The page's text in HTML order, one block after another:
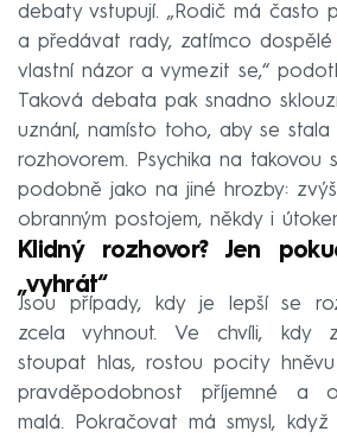
debaty vstupují. „Rodič má často
a předávat rady, zatímco
vlastní názor a vymezit se,“
Taková debata pak snadno
uznání, namísto toho, aby se stala
rozhovorem. Psychika na takovou
podobně jako na jiné hrozby:
obranným postojem, někdy i
Klidný rozhovor? Jen
„vyhrát“
Jsou případy, kdy je lepší se
zcela vyhnout. Ve chvíli, kdy
stoupat hlas, rostou pocity
pravděpodobnost příjemné a
malá. Pokračovat má smysl,